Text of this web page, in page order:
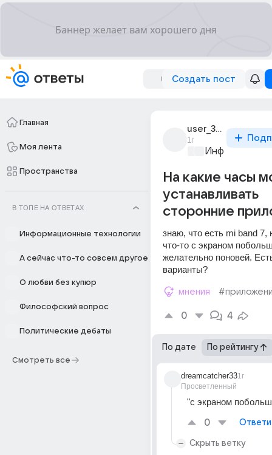
Создать пост
Главная
Моя лента
Пространства
В ТОПЕ НА ОТВЕТАХ
Информационные технологии
А сейчас что-то совсем другое
О любви без купюр
Философский вопрос
Политические дебаты
Смотреть все
user_310273278
1г
На какие часы
устанавливать
сторонние
знаю, что есть mi band 7,
что-то с экраном
желательно поновей.
варианты?
мнения
0 4
По дате По рейтингу
dreamcatcher33
Просветленный
1г
"с экраном
0
Скрыть ветку